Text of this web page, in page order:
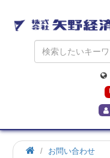
お問い合わせ